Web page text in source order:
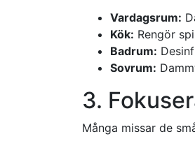
Vardagsrum:
Kök: Rengör
Badrum:
Sovrum:
3.
Många missar de